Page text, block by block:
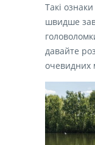
Такі
швидше
давайте
очевидних